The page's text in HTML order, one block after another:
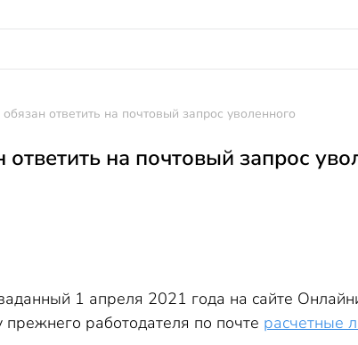
ответить на почтовый запрос уволенного
ответить на почтовый запрос
1 апреля 2021 года на сайте
работодателя по почте расчетные